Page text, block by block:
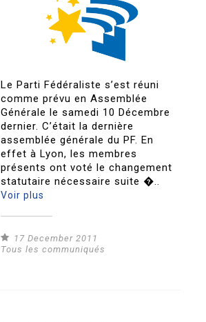
Le Parti Fédéraliste s’est réuni
comme prévu en Assemblée
Générale le samedi 10 Décembre
dernier. C’était la dernière
assemblée générale du PF. En
effet à Lyon, les membres
présents ont voté le changement
statutaire nécessaire suite �..
Voir plus
17 December 2011
Tous les communiqués